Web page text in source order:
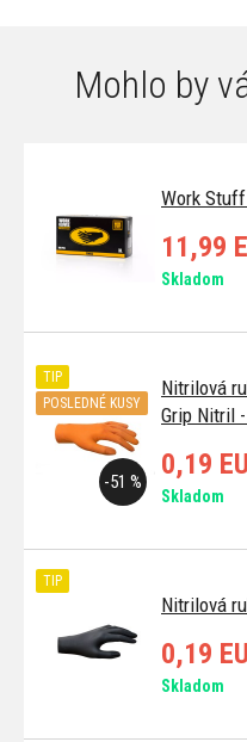
Mohlo by
Work
11,99
Skladom
Nitrilová
Grip Nitril
-51 %
TIP
POSLEDNÉ KUSY
0,19
Skladom
Nitrilová
TIP
0,19
Skladom